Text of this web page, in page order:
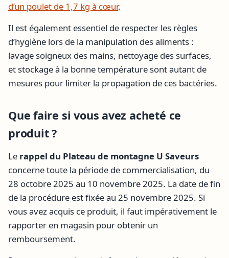
d’un poulet de 1,7 kg à cœur.
Il est également essentiel de respecter les règles
d’hygiène lors de la manipulation des aliments :
lavage soigneux des mains, nettoyage des surfaces,
et stockage à la bonne température sont autant de
mesures pour limiter la propagation de ces bactéries.
Que faire si vous avez acheté ce
produit ?
Le rappel du Plateau de montagne U Saveurs
concerne toute la période de commercialisation, du
28 octobre 2025 au 10 novembre 2025. La date de fin
de la procédure est fixée au 25 novembre 2025. Si
vous avez acquis ce produit, il faut impérativement le
rapporter en magasin pour obtenir un
remboursement.